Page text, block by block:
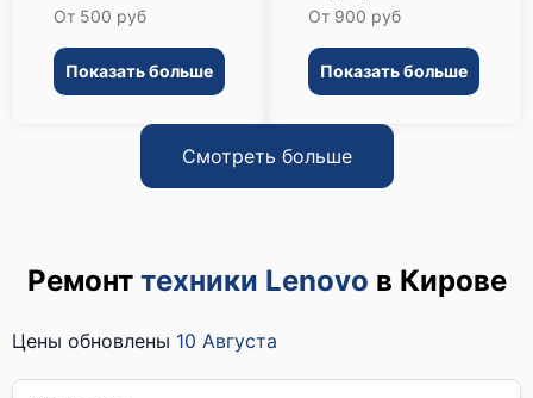
От 500 руб
Показать больше
От 900 руб
Показать больше
Смотреть больше
Ремонт техники Lenovo в Кирове
Цены обновлены 10 Августа